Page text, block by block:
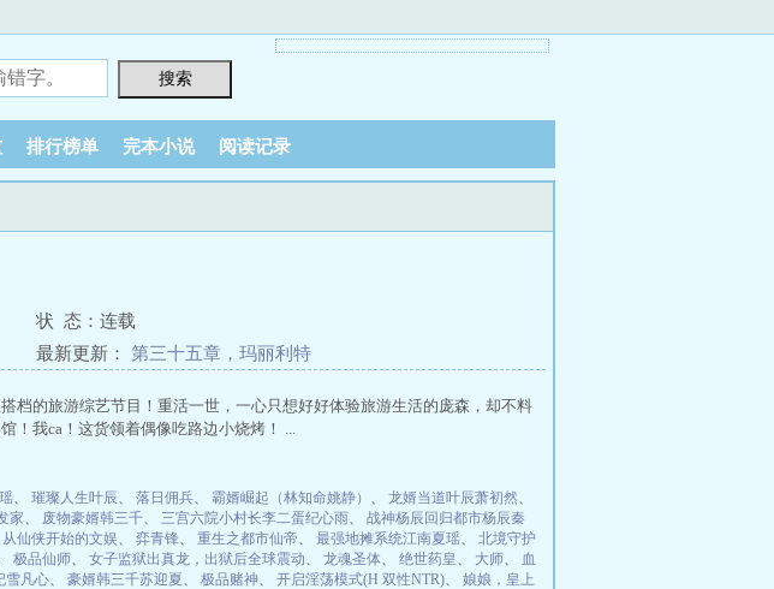
排行榜单 完本小说 阅读记录
状 态：连载
最新更新： 第三十五章，玛丽利特
档的旅游综艺节目！重活一世，一心只想好好体验旅游生活的庞森，却不料
！我ca！这货领着偶像吃路边小烧烤！ ...
、 璀璨人生叶辰、 落日佣兵、 霸婿崛起（林知命姚静） 、 龙婿当道叶辰萧初然、
家、 废物豪婿韩三千、 三宫六院小村长李二蛋纪心雨、 战神杨辰回归都市杨辰秦
从仙侠开始的文娱、 弈青锋、 重生之都市仙帝、 最强地摊系统江南夏瑶、 北境守护
极品仙师、 女子监狱出真龙，出狱后全球震动、 龙魂圣体、 绝世药皇、 大师、 血
雪凡心、 豪婿韩三千苏迎夏、 极品赌神、 开启淫荡模式(H 双性NTR)、 娘娘，皇上